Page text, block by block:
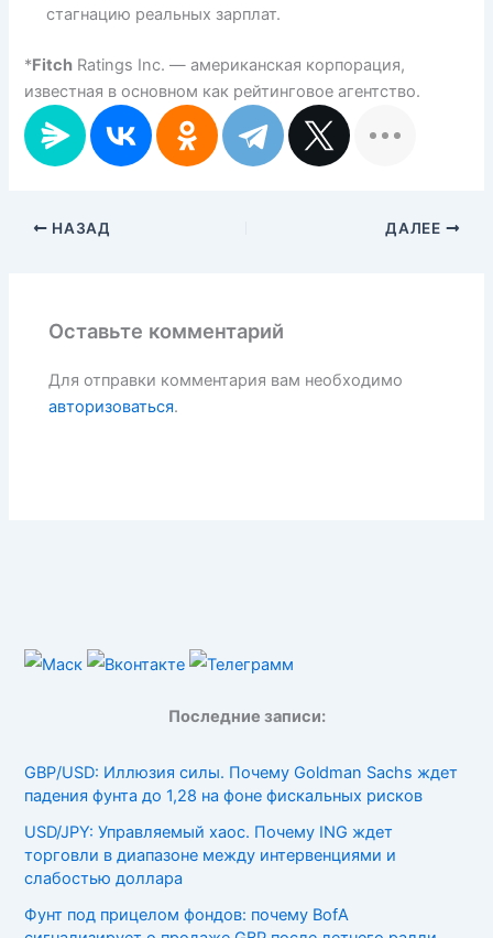
стагнацию реальных зарплат.
*Fitch Ratings Inc. — американская корпорация,
известная в основном как рейтинговое агентство.
НАЗАД ДАЛЕЕ
Оставьте комментарий
Для отправки комментария вам необходимо
авторизоваться.
Последние записи:
GBP/USD: Иллюзия силы. Почему Goldman Sachs ждет
падения фунта до 1,28 на фоне фискальных рисков
USD/JPY: Управляемый хаос. Почему ING ждет
торговли в диапазоне между интервенциями и
слабостью доллара
Фунт под прицелом фондов: почему BofA